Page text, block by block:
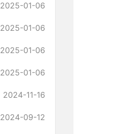
2025-01-06
2025-01-06
2025-01-06
2025-01-06
2024-11-16
2024-09-12